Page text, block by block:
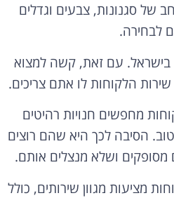
של סגנונות, צבעים וגדלים
לבחירה.
בישראל. עם זאת, קשה למצוא
הלקוחות לו אתם צריכים.
מחפשים חנויות רהיטים
הסיבה לכך היא שהם רוצים
ושלא מנצלים אותם.
מציעות מגוון שירותים, כולל